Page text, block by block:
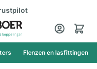
Cart
Flenzen en lasfittingen